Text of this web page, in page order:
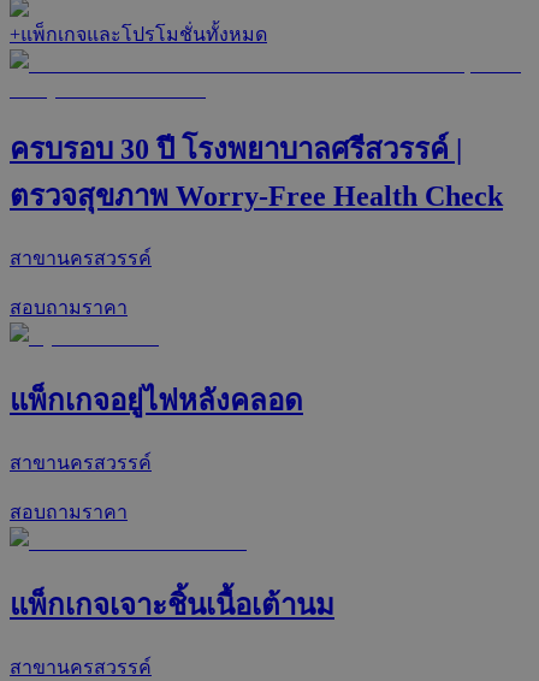
+แพ็กเกจและโปรโมชั่นทั้งหมด
ครบรอบ 30 ปี โรงพยาบาลศรีสวรรค์ |
ตรวจสุขภาพ Worry-Free Health Check
สาขานครสวรรค์
สอบถามราคา
แพ็กเกจอยู่ไฟหลังคลอด
สาขานครสวรรค์
สอบถามราคา
แพ็กเกจเจาะชิ้นเนื้อเต้านม
สาขานครสวรรค์